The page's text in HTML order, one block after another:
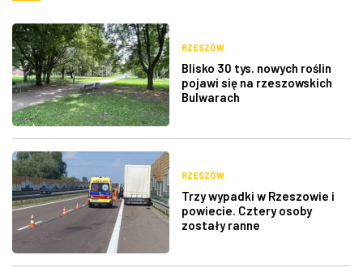
RZESZÓW
Blisko 30 tys. nowych roślin
pojawi się na rzeszowskich
Bulwarach
RZESZÓW
Trzy wypadki w Rzeszowie i
powiecie. Cztery osoby
zostały ranne